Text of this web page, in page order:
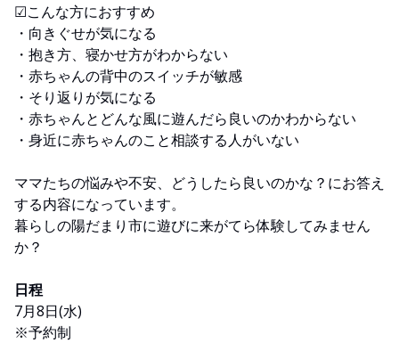
☑︎こんな方におすすめ
・向きぐせが気になる
・抱き方、寝かせ方がわからない
・赤ちゃんの背中のスイッチが敏感
・そり返りが気になる
・赤ちゃんとどんな風に遊んだら良いのかわからない
・身近に赤ちゃんのこと相談する人がいない
ママたちの悩みや不安、どうしたら良いのかな？にお答え
する内容になっています。
暮らしの陽だまり市に遊びに来がてら体験してみません
か？
日程
7月8日(水)
※予約制